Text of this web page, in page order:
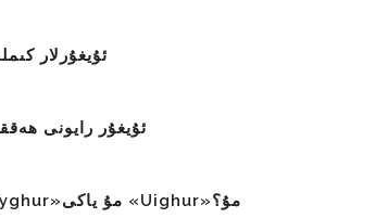
ئۇيغۇرلار
ئۇيغۇر رايونى
«Uyghur»مۇ ياكى «Uighur»مۇ؟